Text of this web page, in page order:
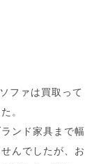
ファは買取って
。
ンド家具まで幅
んでしたが、お